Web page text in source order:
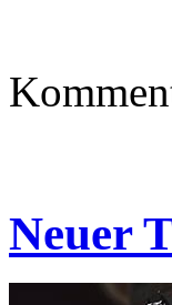
Neuer